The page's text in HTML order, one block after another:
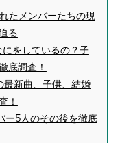
たメンバーたちの現
る
をしているの？子
底調査！
最新曲、子供、結婚
！
ー5人のその後を徹底